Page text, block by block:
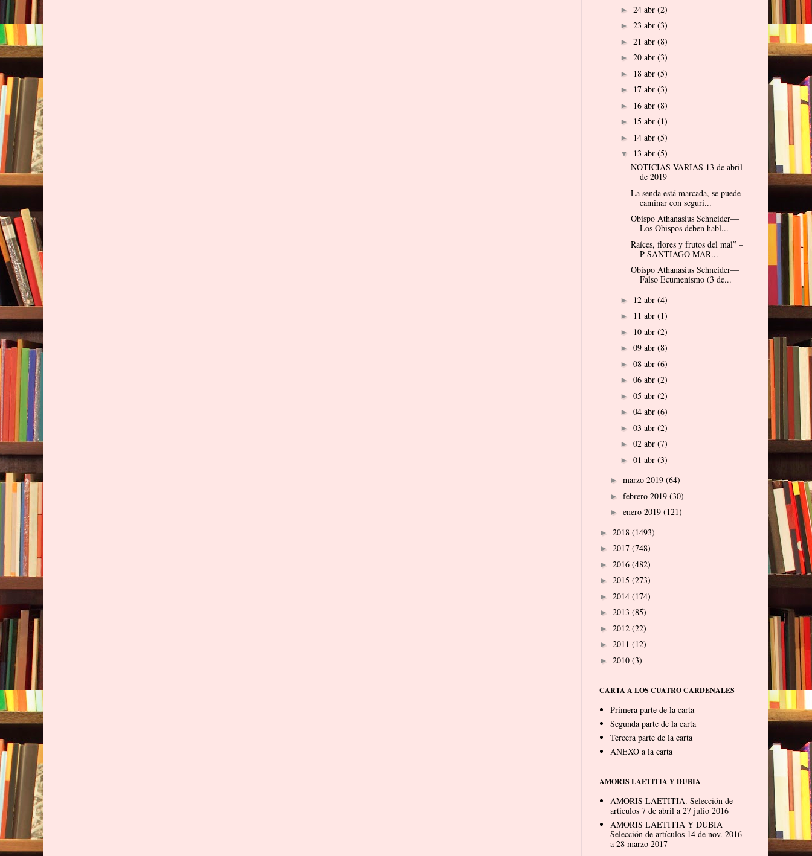
► 24 abr (2)
► 23 abr (3)
► 21 abr (8)
► 20 abr (3)
► 18 abr (5)
► 17 abr (3)
► 16 abr (8)
► 15 abr (1)
► 14 abr (5)
▼ 13 abr (5)
NOTICIAS VARIAS 13 de abril
de 2019
La senda está marcada, se puede
caminar con seguri...
Obispo Athanasius Schneider—
Los Obispos deben habl...
Raíces, flores y frutos del mal” –
P SANTIAGO MAR...
Obispo Athanasius Schneider—
Falso Ecumenismo (3 de...
► 12 abr (4)
► 11 abr (1)
► 10 abr (2)
► 09 abr (8)
► 08 abr (6)
► 06 abr (2)
► 05 abr (2)
► 04 abr (6)
► 03 abr (2)
► 02 abr (7)
► 01 abr (3)
► marzo 2019 (64)
► febrero 2019 (30)
► enero 2019 (121)
► 2018 (1493)
► 2017 (748)
► 2016 (482)
► 2015 (273)
► 2014 (174)
► 2013 (85)
► 2012 (22)
► 2011 (12)
► 2010 (3)
CARTA A LOS CUATRO CARDENALES
Primera parte de la carta
Segunda parte de la carta
Tercera parte de la carta
ANEXO a la carta
AMORIS LAETITIA Y DUBIA
AMORIS LAETITIA. Selección de
artículos 7 de abril a 27 julio 2016
AMORIS LAETITIA Y DUBIA
Selección de artículos 14 de nov. 2016
a 28 marzo 2017